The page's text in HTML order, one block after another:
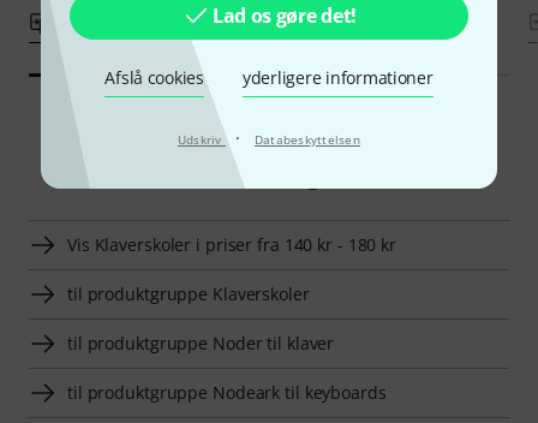
Lad os gøre det!
Afslå cookies yderligere informationer
Udskriv · Databeskyttelsen
Sammenlign Sammenlign
Smart Navigator
Vis Klaverskoler i priser fra 140 kr - 180 kr
til produktgruppe Klaverskoler
til produktgruppe Noder til klaver
til produktgruppe Nodeark til keyboards